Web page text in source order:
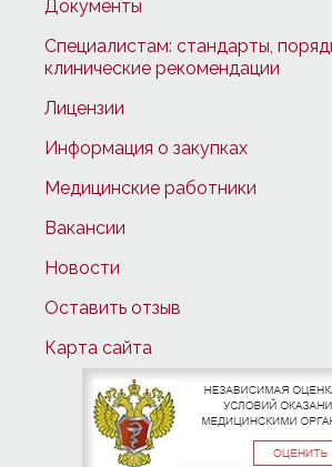
Документы
Специалистам: стандарты,
клинические рекомендации
Лицензии
Информация о закупках
Медицинские работники
Вакансии
Новости
Оставить отзыв
Карта сайта